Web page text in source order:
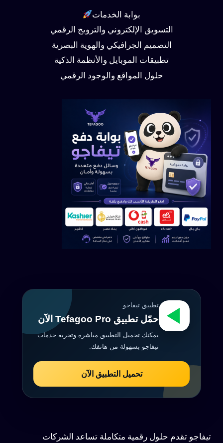
بوابة الخدمات
التسويق الإلكتروني والترويج الرقمي
التصميم الجرافيكي والهوية البصرية
تطبيقات الموبايل والأنظمة الذكية
حلول المواقع والوجود الرقمي
تطبيق تيفاجو
حمّل تطبيق Tefagoo Pro الآن
يمكنك تحميل التطبيق مباشرة وتجربة خدمات
تيفاجو بسهولة من هاتفك.
تحميل التطبيق الآن
تيفاجو تقدم حلول رقمية متكاملة تساعد الشركات